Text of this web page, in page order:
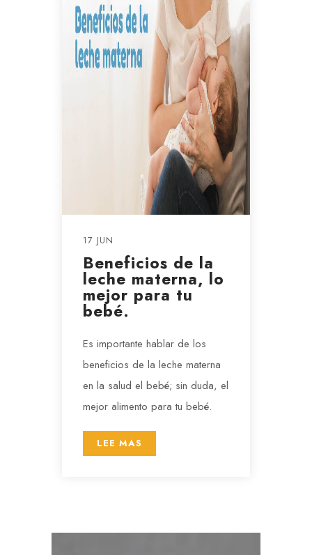
17 JUN
Beneficios de la
leche materna, lo
mejor para tu
bebé.
Es importante hablar de los
beneficios de la leche materna
en la salud el bebé; sin duda, el
mejor alimento para tu bebé.
LEE MAS